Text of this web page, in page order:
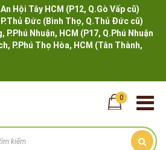
Hội Tây HCM (P12, Q.Gò Vấp cũ)
Đức (Bình Thọ, Q.Thủ Đức cũ)
P.Phú Nhuận, HCM (P17, Q.Phú Nhuận
P.Phú Thọ Hòa, HCM (Tân Thành,
0